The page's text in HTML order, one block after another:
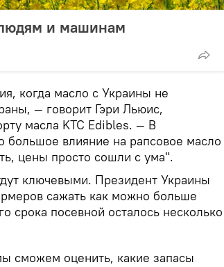
и машинам
когда масло с Украины не
— говорит Гэри Льюис,
масла KTC Edibles. — В
большое влияние на рапсовое масло
цены просто сошли с ума".
ключевыми. Президент Украины
сажать как можно больше
срока посевной осталось несколько
сможем оценить, какие запасы